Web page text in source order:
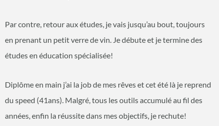
Par contre, retour aux études, je vais jusqu’au bout, toujours
en prenant un petit verre de vin. Je débute et je termine des
études en éducation spécialisée!
Diplôme en main j’ai la job de mes rêves et cet été là je reprend
du speed (41ans). Malgré, tous les outils accumulé au fil des
années, enfin la réussite dans mes objectifs, je rechute!